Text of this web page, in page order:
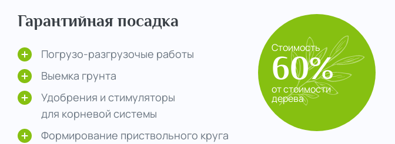
Гарантийная посадка
Погрузо-разгрузочые работы
Выемка грунта
Удобрения и стимуляторы
для корневой системы
Формирование приствольного круга
Стоимость
60%
от стоимости
дерева